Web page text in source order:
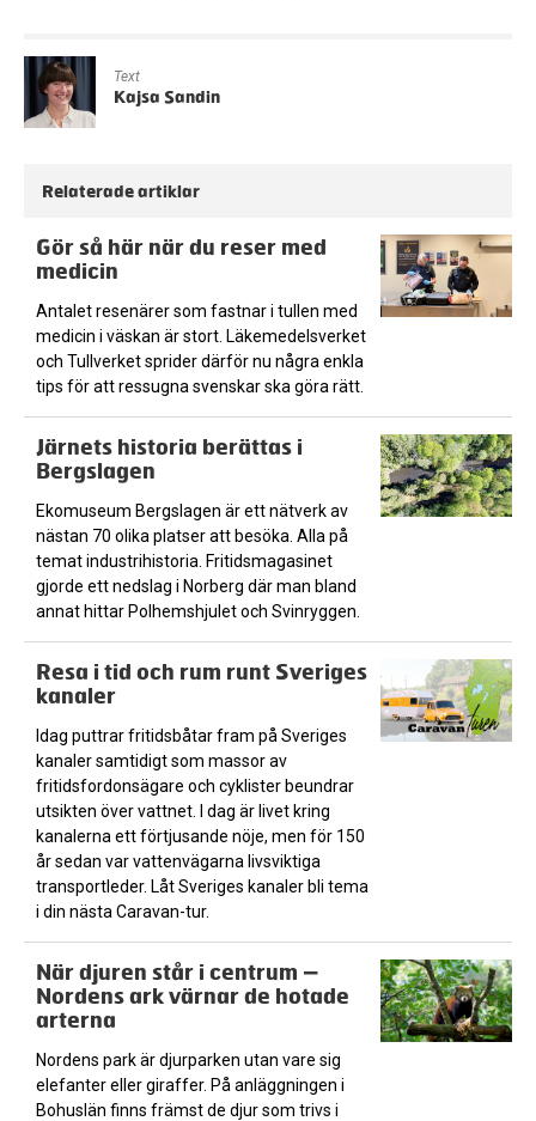
Text
Kajsa Sandin
Relaterade artiklar
Gör så här när du reser med
medicin
Antalet resenärer som fastnar i tullen med
medicin i väskan är stort. Läkemedelsverket
och Tullverket sprider därför nu några enkla
tips för att ressugna svenskar ska göra rätt.
Järnets historia berättas i
Bergslagen
Ekomuseum Bergslagen är ett nätverk av
nästan 70 olika platser att besöka. Alla på
temat industrihistoria. Fritidsmagasinet
gjorde ett nedslag i Norberg där man bland
annat hittar Polhemshjulet och Svinryggen.
Resa i tid och rum runt Sveriges
kanaler
Idag puttrar fritidsbåtar fram på Sveriges
kanaler samtidigt som massor av
fritidsfordonsägare och cyklister beundrar
utsikten över vattnet. I dag är livet kring
kanalerna ett förtjusande nöje, men för 150
år sedan var vattenvägarna livsviktiga
transportleder. Låt Sveriges kanaler bli tema
i din nästa Caravan-tur.
När djuren står i centrum –
Nordens ark värnar de hotade
arterna
Nordens park är djurparken utan vare sig
elefanter eller giraffer. På anläggningen i
Bohuslän finns främst de djur som trivs i